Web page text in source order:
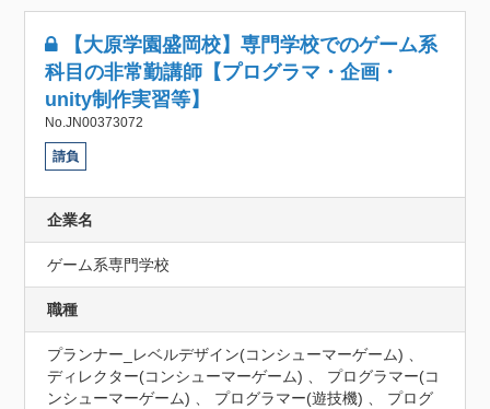
【大原学園盛岡校】専門学校でのゲーム系
科目の非常勤講師【プログラマ・企画・
unity制作実習等】
No.JN00373072
請負
企業名
ゲーム系専門学校
職種
プランナー_レベルデザイン(コンシューマーゲーム) 、
ディレクター(コンシューマーゲーム) 、 プログラマー(コ
ンシューマーゲーム) 、 プログラマー(遊技機) 、 プログ